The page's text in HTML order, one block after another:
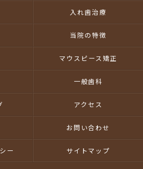
入れ歯治療
当院の特徴
マウスピース矯正
一般歯科
アクセス
お問い合わせ
ー サイトマップ